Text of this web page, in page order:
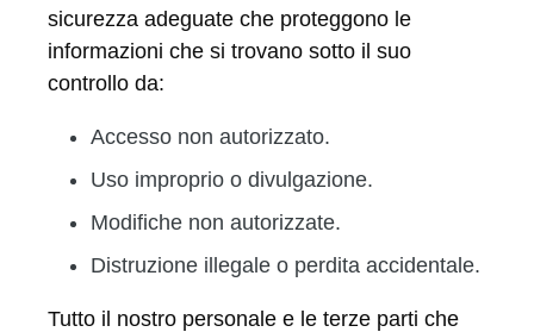
sicurezza adeguate che proteggono le
informazioni che si trovano sotto il suo
controllo da:
Accesso non autorizzato.
Uso improprio o divulgazione.
Modifiche non autorizzate.
Distruzione illegale o perdita accidentale.
Tutto il nostro personale e le terze parti che